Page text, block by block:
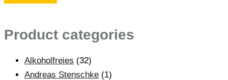
Product categories
Alkoholfreies (32)
Andreas Stenschke (1)